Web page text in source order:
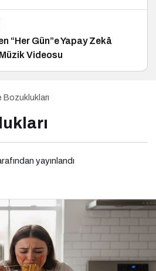
“Her Gün”e Yapay Zekâ
Videosu
Bozuklukları
yayınlandı